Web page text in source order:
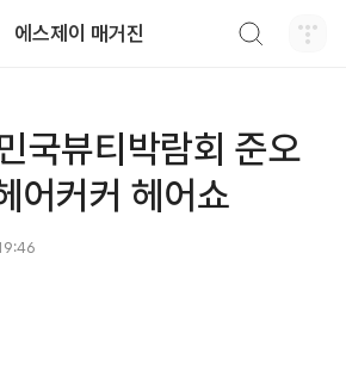
에스제이 매거진
국뷰티박람회 준오
어커커 헤어쇼